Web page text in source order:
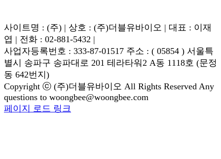
사이트명 : (주) | 상호 : (주)더블유바이오 | 대표 : 이재
엽 | 전화 : 02-881-5432 |
사업자등록번호 : 333-87-01517 주소 : ( 05854 ) 서울특
별시 송파구 송파대로 201 테라타워2 A동 1118호 (문정
동 642번지)
Copyright ⓒ (주)더블유바이오 All Rights Reserved Any
questions to woongbee@woongbee.com
Blogger
YouTube
Facebook
이
페이지 로드 링크